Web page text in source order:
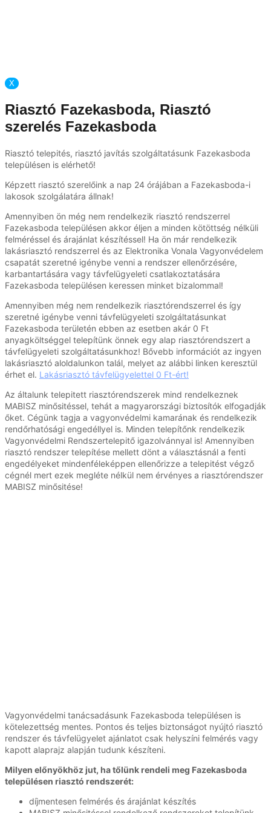
X
Riasztó Fazekasboda, Riasztó
szerelés Fazekasboda
Riasztó telepités, riasztó javítás szolgáltatásunk Fazekasboda
településen is elérhető!
Képzett riasztó szerelőink a nap 24 órájában a Fazekasboda-i
lakosok szolgálatára állnak!
Amennyiben ön még nem rendelkezik riasztó rendszerrel
Fazekasboda településen akkor éljen a minden kötöttség nélküli
felméréssel és árajánlat készítéssel! Ha ön már rendelkezik
lakásriasztó rendszerrel és az Elektronika Vonala Vagyonvédelem
csapatát szeretné igénybe venni a rendszer ellenőrzésére,
karbantartására vagy távfelügyeleti csatlakoztatására
Fazekasboda településen keressen minket bizalommal!
Amennyiben még nem rendelkezik riasztórendszerrel és így
szeretné igénybe venni távfelügyeleti szolgáltatásunkat
Fazekasboda területén ebben az esetben akár 0 Ft
anyagköltséggel telepítünk önnek egy alap riasztórendszert a
távfelügyeleti szolgáltatásunkhoz! Bővebb információt az ingyen
lakásriasztó aloldalunkon talál, melyet az alábbi linken keresztül
érhet el. Lakásriasztó távfelügyelettel 0 Ft-ért!
Az általunk telepitett riasztórendszerek mind rendelkeznek
MABISZ minősitéssel, tehát a magyarországi biztosítók elfogadják
őket. Cégünk tagja a vagyonvédelmi kamarának és rendelkezik
rendőrhatósági engedéllyel is. Minden telepítőnk rendelkezik
Vagyonvédelmi Rendszertelepitő igazolvánnyal is! Amennyiben
riasztó rendszer telepítése mellett dönt a választásnál a fenti
engedélyeket mindenféleképpen ellenőrizze a telepitést végző
cégnél mert ezek megléte nélkül nem érvényes a riasztórendszer
MABISZ minősitése!
Vagyonvédelmi tanácsadásunk Fazekasboda településen is
kötelezettség mentes. Pontos és teljes biztonságot nyújtó riasztó
rendszer és távfelügyelet ajánlatot csak helyszíni felmérés vagy
kapott alaprajz alapján tudunk készíteni.
Milyen előnyökhöz jut, ha tőlünk rendeli meg Fazekasboda
településen riasztó rendszerét:
díjmentesen felmérés és árajánlat készítés